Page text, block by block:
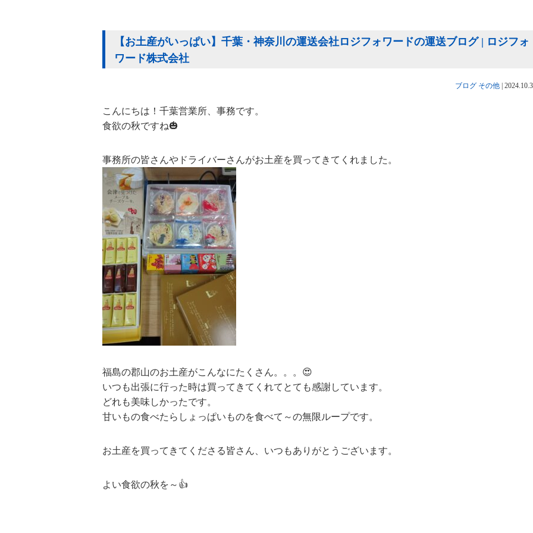
【お土産がいっぱい】千葉・神奈川の運送会社ロジフォワードの運送ブログ | ロジフォ
ワード株式会社
ブログ その他
こんにちは！千葉営業所、事務です。
食欲の秋ですね🎃
事務所の皆さんやドライバーさんがお土産を買ってきてくれました。
福島の郡山のお土産がこんなにたくさん。。。😍
いつも出張に行った時は買ってきてくれてとても感謝しています。
どれも美味しかったです。
甘いもの食べたらしょっぱいものを食べて～の無限ループです。
お土産を買ってきてくださる皆さん、いつもありがとうございます。
よい食欲の秋を～👍